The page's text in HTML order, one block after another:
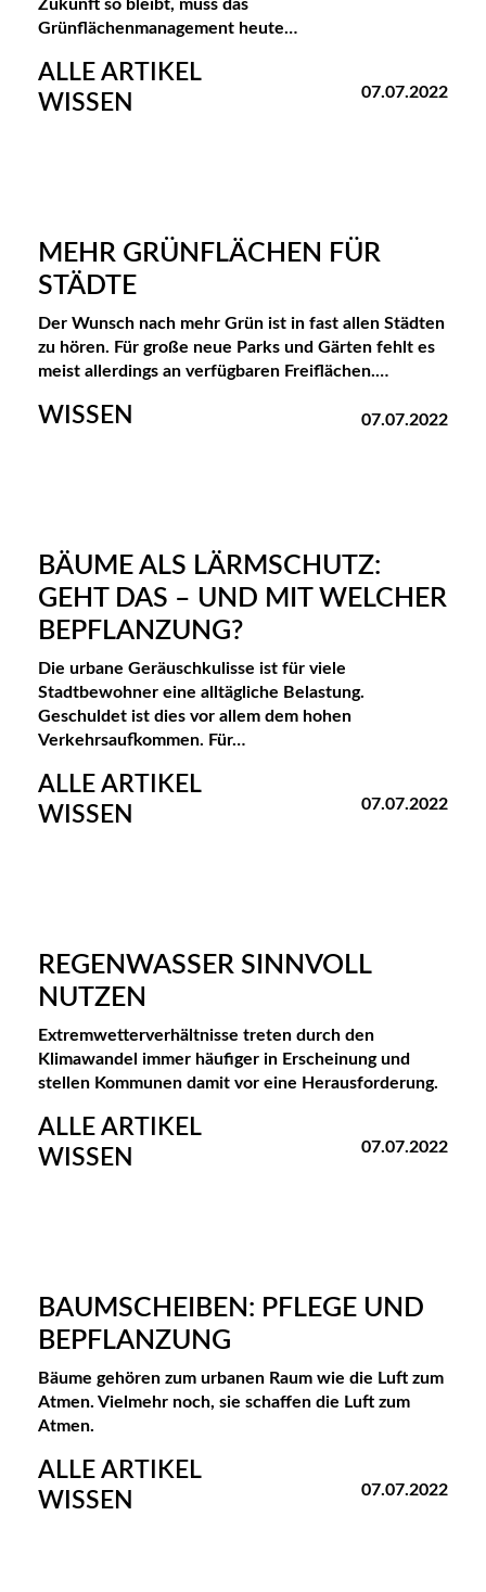
Zukunft so bleibt, muss das
Grünflächenmanagement heute…
ALLE ARTIKEL
WISSEN
07.07.2022
MEHR GRÜNFLÄCHEN FÜR
STÄDTE
Der Wunsch nach mehr Grün ist in fast allen Städten
zu hören. Für große neue Parks und Gärten fehlt es
meist allerdings an verfügbaren Freiflächen.…
WISSEN 07.07.2022
BÄUME ALS LÄRMSCHUTZ:
GEHT DAS – UND MIT WELCHER
BEPFLANZUNG?
Die urbane Geräuschkulisse ist für viele
Stadtbewohner eine alltägliche Belastung.
Geschuldet ist dies vor allem dem hohen
Verkehrsaufkommen. Für…
ALLE ARTIKEL
WISSEN
07.07.2022
REGENWASSER SINNVOLL
NUTZEN
Extremwetterverhältnisse treten durch den
Klimawandel immer häufiger in Erscheinung und
stellen Kommunen damit vor eine Herausforderung.
ALLE ARTIKEL
WISSEN
07.07.2022
BAUMSCHEIBEN: PFLEGE UND
BEPFLANZUNG
Bäume gehören zum urbanen Raum wie die Luft zum
Atmen. Vielmehr noch, sie schaffen die Luft zum
Atmen.
ALLE ARTIKEL
WISSEN
07.07.2022